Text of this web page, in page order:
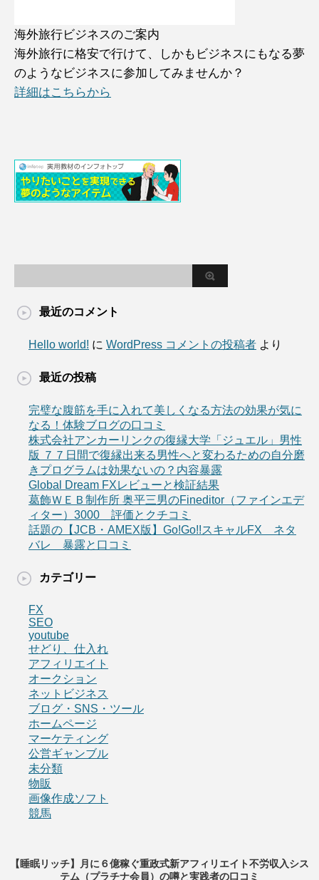
海外旅行ビジネスのご案内
海外旅行に格安で行けて、しかもビジネスにもなる夢
のようなビジネスに参加してみませんか？
詳細はこちらから
最近のコメント
Hello world! に WordPress コメントの投稿者 より
最近の投稿
完璧な腹筋を手に入れて美しくなる方法の効果が気に
なる！体験ブログの口コミ
株式会社アンカーリンクの復縁大学「ジュエル」男性
版 ７７日間で復縁出来る男性へと変わるための自分磨
きプログラムは効果ないの？内容暴露
Global Dream FXレビューと検証結果
葛飾ＷＥＢ制作所 奥平三男のFineditor（ファインエデ
ィター）3000 評価とクチコミ
話題の【JCB・AMEX版】Go!Go!!スキャルFX ネタ
バレ 暴露と口コミ
カテゴリー
FX
SEO
youtube
せどり、仕入れ
アフィリエイト
オークション
ネットビジネス
ブログ・SNS・ツール
ホームページ
マーケティング
公営ギャンブル
未分類
物販
画像作成ソフト
競馬
【睡眠リッチ】月に６億稼ぐ重政式新アフィリエイト不労収入シス
テム（プラチナ会員）の噂と実践者の口コミ